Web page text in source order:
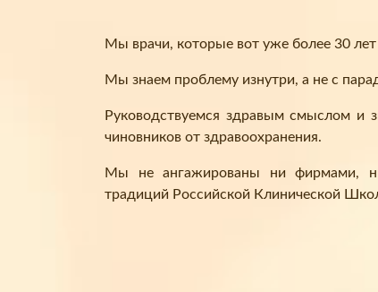
Мы врачи, которые вот уже более 30
Мы знаем проблему изнутри, а не с
Руководствуемся здравым смыслом и
чиновников от здравоохранения.
Мы не ангажированы ни фирмами,
традиций Российской Клинической